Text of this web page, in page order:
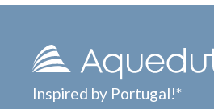
Inspired by Portugal!*